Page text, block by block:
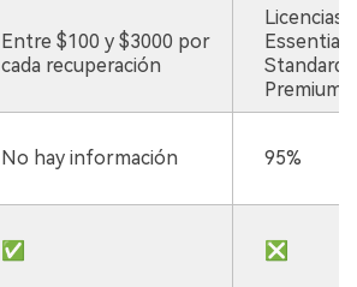
Entre $100 y $3000 por
cada recuperación
Licencias
Essential
Standard
Premium
No hay información 95%
✅ ❎